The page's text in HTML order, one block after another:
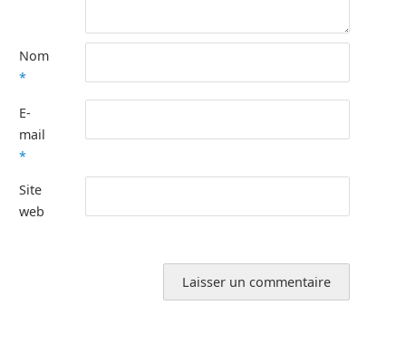
Nom
*
E-
mail
*
Site
web